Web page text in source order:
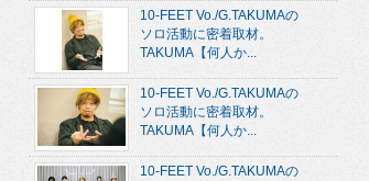
10-FEET Vo./G.TAKUMAの
ソロ活動に密着取材。
TAKUMA【何人か...
10-FEET Vo./G.TAKUMAの
ソロ活動に密着取材。
TAKUMA【何人か...
10-FEET Vo./G.TAKUMAの